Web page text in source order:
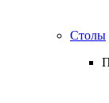
Столы